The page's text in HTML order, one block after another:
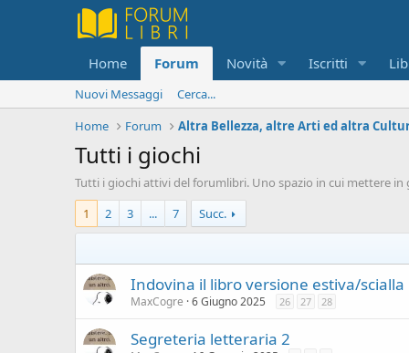
Home Forum Novità Iscritti
Nuovi Messaggi
Cerca...
Home
Forum Altra Bellezza, altre Arti ed altra
Tutti i giochi
Tutti i giochi attivi del forumlibri. Uno spazio in cui mettere in
1
2 3 ... 7 Succ.
Indovina il libro versione estiva/scialla
MaxCogre 6 Giugno 2025 26 27 28
Segreteria letteraria 2